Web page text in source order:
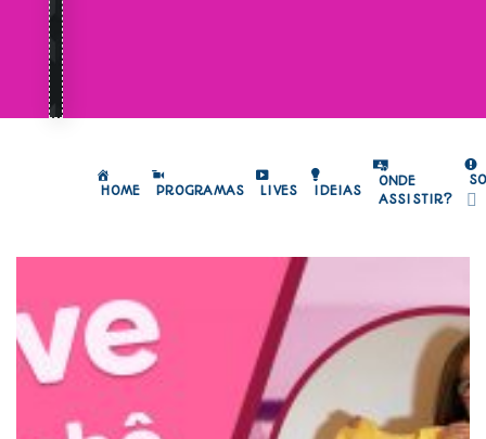
HOME PROGRAMAS LIVES IDEIAS
ONDE
ASSISTIR?